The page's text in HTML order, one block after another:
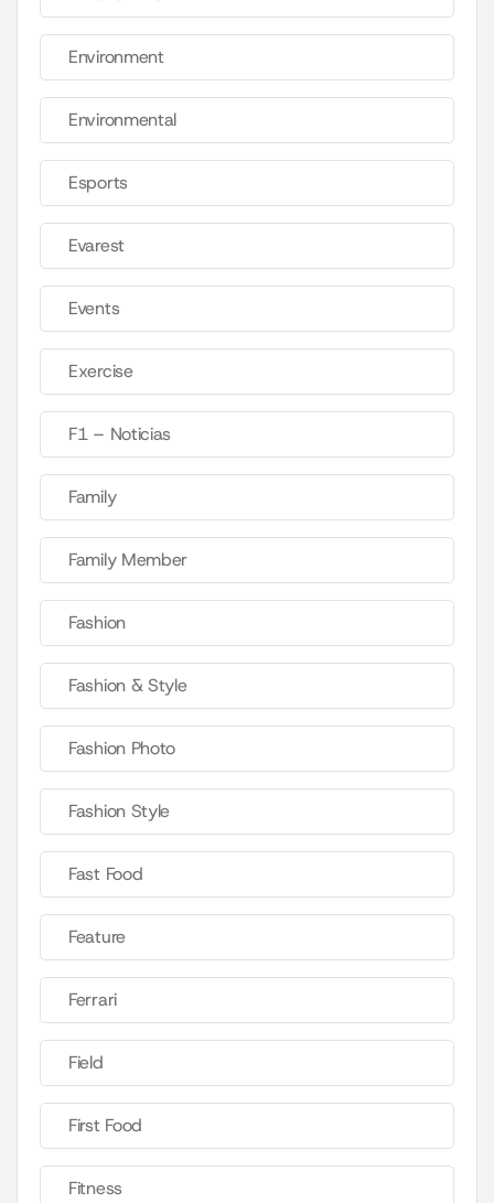
Environment
Environmental
Esports
Evarest
Events
Exercise
F1 – Noticias
Family
Family Member
Fashion
Fashion & Style
Fashion Photo
Fashion Style
Fast Food
Feature
Ferrari
Field
First Food
Fitness